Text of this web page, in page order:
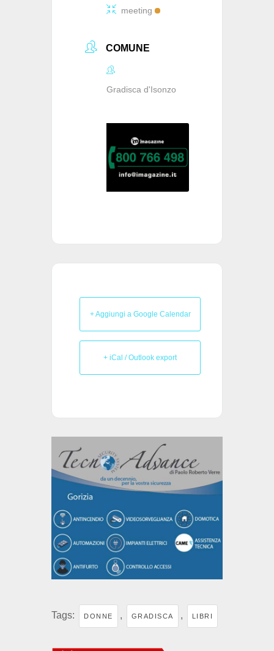
meeting
COMUNE
Gradisca d'Isonzo
+ Aggiungi a Google Calendar
+ iCal / Outlook export
Tags: DONNE , GRADISCA , LIBRI